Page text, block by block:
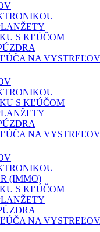
S KĽÚČOM
NA
S KĽÚČOM
NA
(IMMO)
S KĽÚČOM
NA